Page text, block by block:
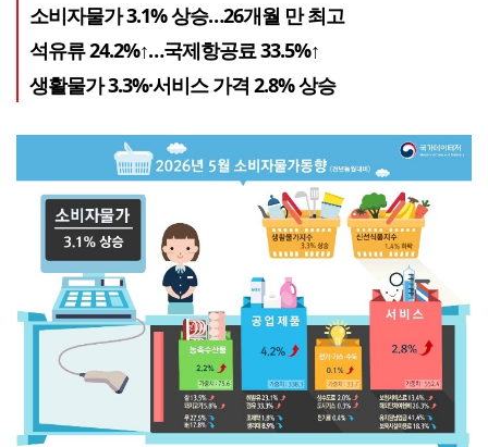
소비자물가 3.1% 상승…26개월 만 최고
석유류 24.2%↑…국제항공료 33.5%↑
생활물가 3.3%·서비스 가격 2.8% 상승